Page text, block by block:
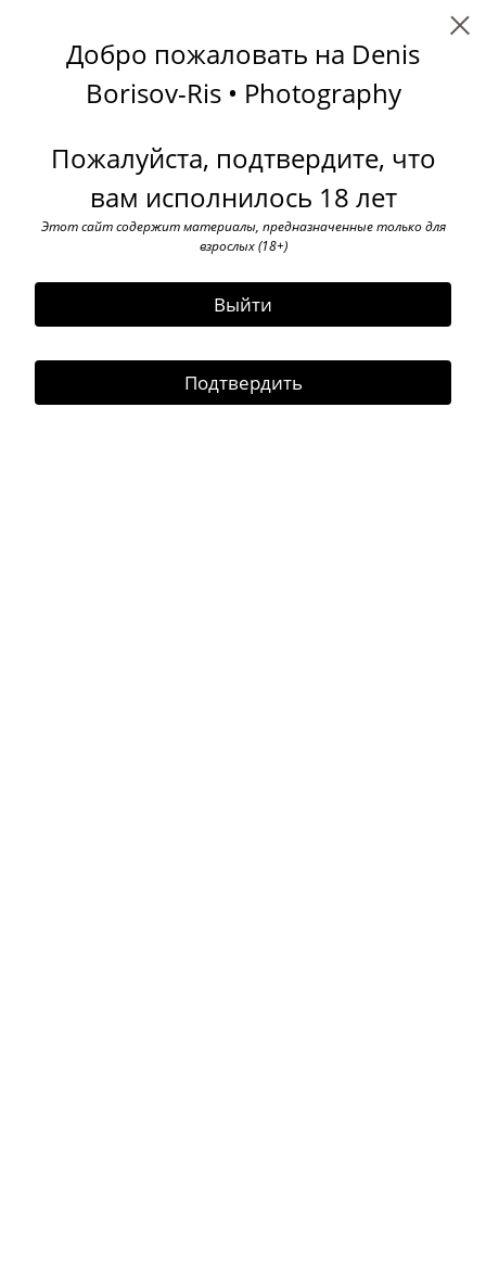
Добро пожаловать на Denis
Borisov-Ris • Photography
Пожалуйста, подтвердите, что
вам исполнилось 18 лет
Этот сайт содержит материалы, предназначенные только для
взрослых (18+)
Выйти
Подтвердить
Middle Ages